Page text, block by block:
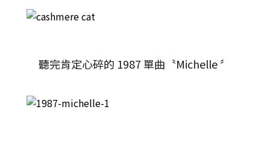
聽完肯定心碎的 1987 單曲〝Michelle 〞